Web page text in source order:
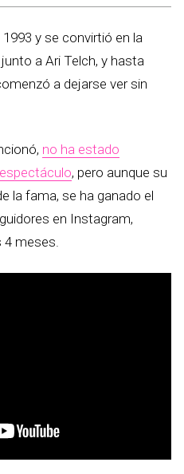
y se convirtió en la
a Ari Telch, y hasta
a dejarse ver sin
no ha estado
, pero aunque su
la fama, se ha ganado el
en Instagram,
4 meses.